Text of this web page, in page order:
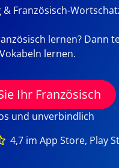
Französisch-
lernen? Dann
lernen.
Ihr Französisch
und unverbindlich
4,7 im App Store, Play